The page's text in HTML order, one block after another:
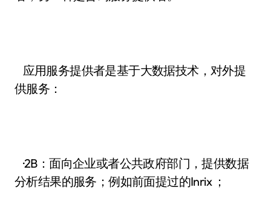
应用服务提供者是基于大数据技术，对外提
供服务：
·2B：面向企业或者公共政府部门，提供数据
分析结果的服务；例如前面提过的Inrix ；